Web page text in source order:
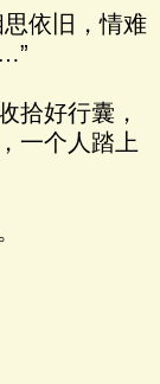
依旧，情难
拾好行囊，
一个人踏上